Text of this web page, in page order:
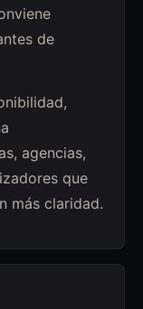
de
agencias,
que
más claridad.